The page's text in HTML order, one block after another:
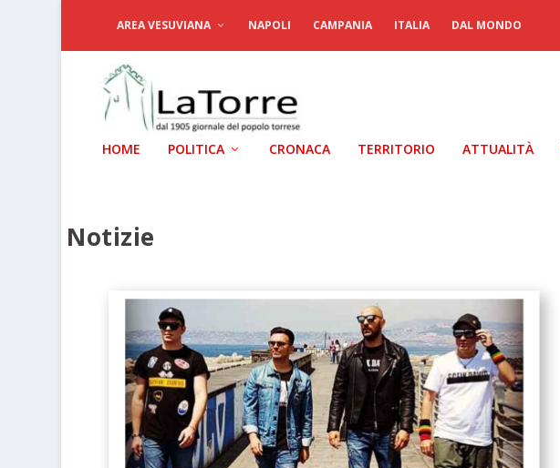
AREA VESUVIANA NAPOLI CAMPANIA ITALIA DAL MONDO
HOME POLITICA CRONACA TERRITORIO ATTUALITÀ
Notizie